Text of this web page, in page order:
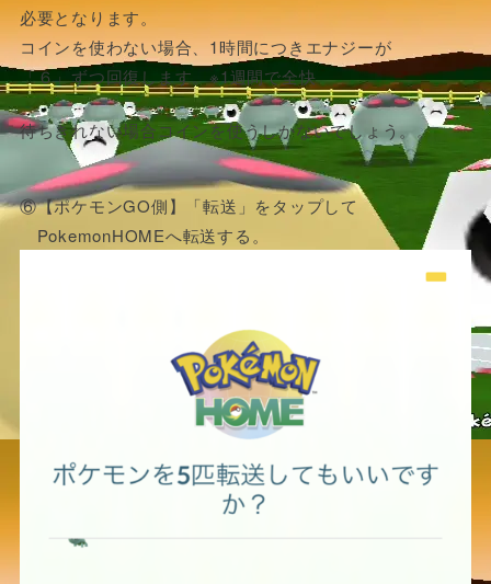
必要となります。
コインを使わない場合、1時間につきエナジーが
「６」ずつ回復します。※1週間で全快
待ちきれない場合コインを使うしかないでしょう。。
⑥【ポケモンGO側】「転送」をタップして
PokemonHOMEへ転送する。